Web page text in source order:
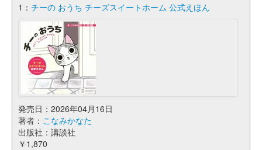
1： チーの おうち チーズスイートホーム 公式えほん
発売日：2026年04月16日
著者： こなみかなた
出版社：講談社
￥1,870